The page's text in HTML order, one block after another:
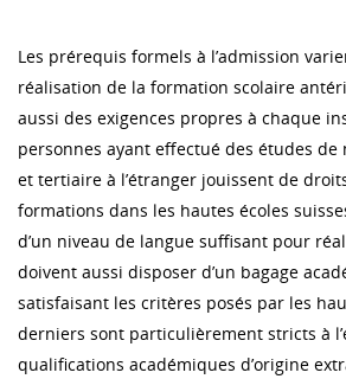
Les prérequis formels à l’admission
réalisation de la formation scolaire
aussi des exigences propres à chaque
personnes ayant effectué des études de
et tertiaire à l’étranger jouissent de droits
formations dans les hautes écoles
d’un niveau de langue suffisant pour
doivent aussi disposer d’un bagage
satisfaisant les critères posés par les
derniers sont particulièrement stricts à
qualifications académiques d’origine